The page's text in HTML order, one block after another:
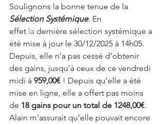
Soulignons la bonne tenue de la
Sélection Systémique. En
effet la dernière sélection systémique a
été mise à jour le 30/12/2025 à 14h05.
Depuis, elle n’a pas cessé d’obtenir
des gains, jusqu’à ceux de ce vendredi
midi à 959,00€ ! Depuis qu’elle a été
mise en ligne, elle a offert pas moins
de 18 gains pour un total de 1248,00€.
Alain m'assurait qu’elle pouvait encore